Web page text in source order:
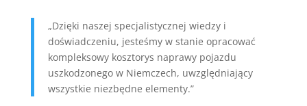
„Dzięki naszej specjalistycznej wiedzy i
doświadczeniu, jesteśmy w stanie opracować
kompleksowy kosztorys naprawy pojazdu
uszkodzonego w Niemczech, uwzględniający
wszystkie niezbędne elementy.”